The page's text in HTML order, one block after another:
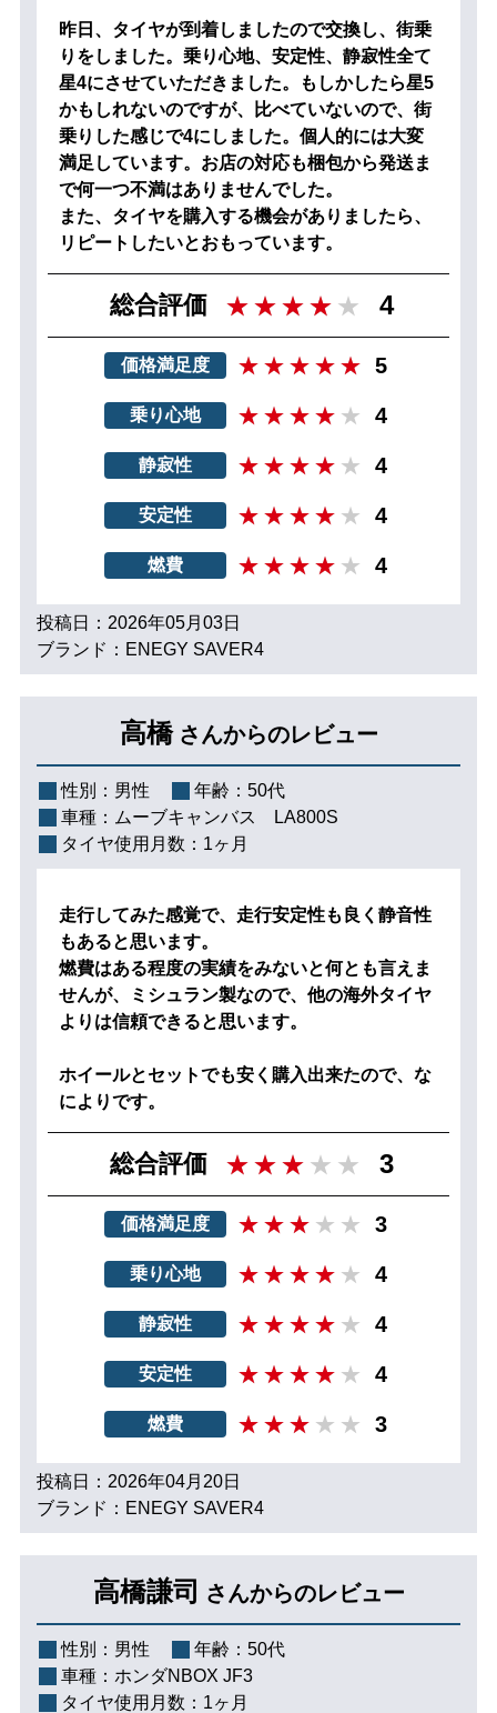
昨日、タイヤが到着しましたので交換し、街乗
りをしました。乗り心地、安定性、静寂性全て
星4にさせていただきました。もしかしたら星5
かもしれないのですが、比べていないので、街
乗りした感じで4にしました。個人的には大変
満足しています。お店の対応も梱包から発送ま
で何一つ不満はありませんでした。
また、タイヤを購入する機会がありましたら、
リピートしたいとおもっています。
総合評価 4
価格満足度 5
乗り心地 4
静寂性 4
安定性 4
燃費 4
投稿日：2026年05月03日
ブランド：ENEGY SAVER4
高橋 さんからのレビュー
性別： 男性 年齢： 50代
車種： ムーブキャンバス LA800S
タイヤ使用月数： 1ヶ月
走行してみた感覚で、走行安定性も良く静音性
もあると思います。
燃費はある程度の実績をみないと何とも言えま
せんが、ミシュラン製なので、他の海外タイヤ
よりは信頼できると思います。
ホイールとセットでも安く購入出来たので、な
によりです。
総合評価 3
価格満足度 3
乗り心地 4
静寂性 4
安定性 4
燃費 3
投稿日：2026年04月20日
ブランド：ENEGY SAVER4
高橋謙司 さんからのレビュー
性別： 男性 年齢： 50代
車種： ホンダNBOX JF3
タイヤ使用月数： 1ヶ月